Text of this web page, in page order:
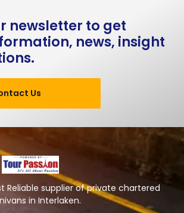
newsletter to get
news, insight
Us
Reliable supplier of private chartered
in Interlaken.